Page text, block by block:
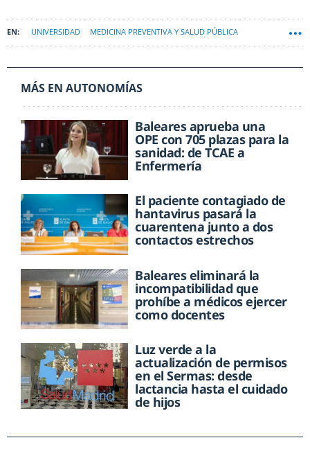
UNIVERSIDAD MEDICINA PREVENTIVA Y SALUD PÚBLICA
MÁS EN AUTONOMÍAS
Baleares aprueba una
OPE con 705 plazas para la
sanidad: de TCAE a
Enfermería
El paciente contagiado de
hantavirus pasará la
cuarentena junto a dos
contactos estrechos
Baleares eliminará la
incompatibilidad que
prohíbe a médicos ejercer
como docentes
Luz verde a la
actualización de permisos
en el Sermas: desde
lactancia hasta el cuidado
de hijos